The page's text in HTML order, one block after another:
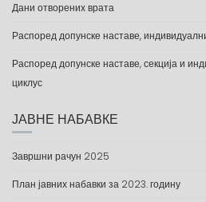
Дани отворених врата
Распоред допунске наставе,
Распоред допунске наставе, секција и
циклус
ЈАВНЕ НАБАВКЕ
Завршни рачун 2025
План јавних набавки за 2023. годину